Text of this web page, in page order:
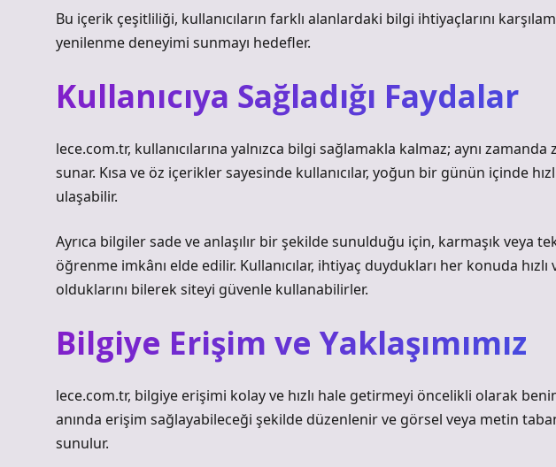
Bu içerik çeşitliliği, kullanıcıların farklı alanlardaki bilgi ihtiyaçlarını
yenilenme deneyimi sunmayı hedefler.
Kullanıcıya Sağladığı Faydalar
lece.com.tr, kullanıcılarına yalnızca bilgi sağlamakla kalmaz; aynı
sunar. Kısa ve öz içerikler sayesinde kullanıcılar, yoğun bir günün içinde
ulaşabilir.
Ayrıca bilgiler sade ve anlaşılır bir şekilde sunulduğu için, karmaşık veya
öğrenme imkânı elde edilir. Kullanıcılar, ihtiyaç duydukları her konuda
olduklarını bilerek siteyi güvenle kullanabilirler.
Bilgiye Erişim ve Yaklaşımımız
lece.com.tr, bilgiye erişimi kolay ve hızlı hale getirmeyi öncelikli olarak
anında erişim sağlayabileceği şekilde düzenlenir ve görsel veya metin
sunulur.